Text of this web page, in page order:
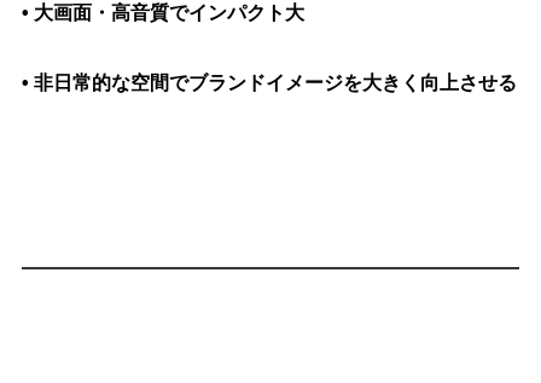
• 大画面・高音質でインパクト大
• 非日常的な空間でブランドイメージを大きく向上させる